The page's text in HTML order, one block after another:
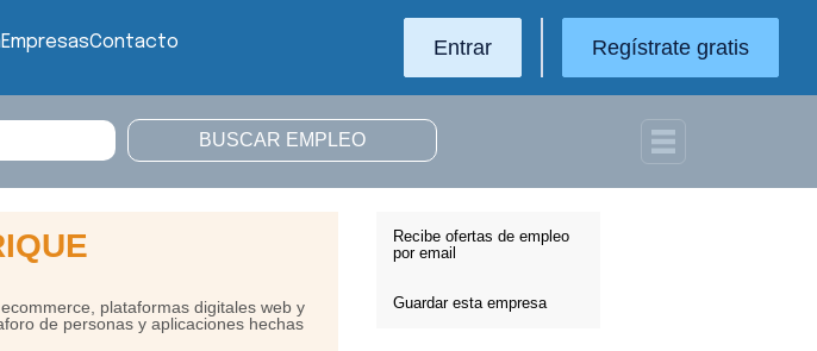
EmpresasContacto Entrar Regístrate gratis
Recibe ofertas de empleo
por email
Guardar esta empresa
plataformas digitales web y
de personas y aplicaciones hechas